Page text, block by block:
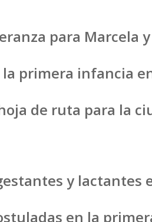
para Marcela
primera infancia
de ruta para la
y lactantes
en la